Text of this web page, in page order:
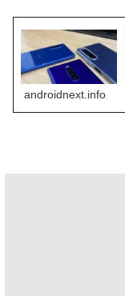
androidnext.info